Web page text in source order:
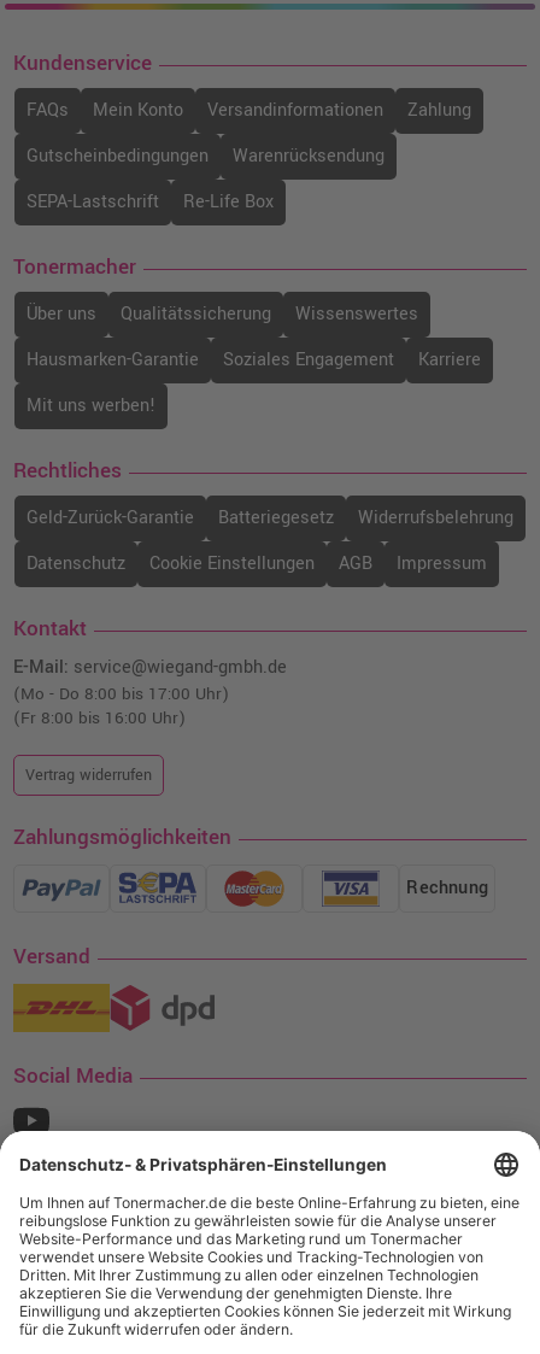
Kundenservice
FAQs Mein Konto Versandinformationen
Zahlung
Gutscheinbedingungen
Warenrücksendung
SEPA-Lastschrift
Re-Life Box
Tonermacher
Über uns Qualitätssicherung
Wissenswertes
Hausmarken-Garantie
Soziales Engagement
Karriere
Mit uns werben!
Rechtliches
Geld-Zurück-Garantie Batteriegesetz
Widerrufsbelehrung
Datenschutz
Cookie Einstellungen AGB Impressum
Kontakt
E-Mail: service@wiegand-gmbh.de
(Mo - Do 8:00 bis 17:00 Uhr)
(Fr 8:00 bis 16:00 Uhr)
Vertrag widerrufen
Zahlungsmöglichkeiten
Rechnung
Versand
Social Media
¹ Nur gültig für den Versand innerhalb Deutschlands. Befindet sich ein Warenwert
von mindestens 35€ (inkl. Mwst.) an Ampertec Artikeln in Ihrem Warenkorb, ist der
Versand für Sie kostenfrei.